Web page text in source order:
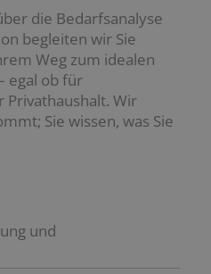
die Bedarfsanalyse
begleiten wir Sie
Weg zum idealen
egal ob für
Privathaushalt. Wir
Sie wissen, was Sie
und